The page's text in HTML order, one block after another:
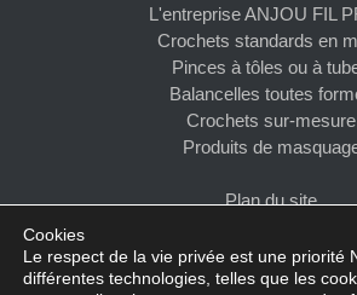
L'entreprise ANJOU FIL
Crochets standards en
Pinces à tôles ou à
Balancelles toutes
Crochets sur-mesure
Produits de
Plan du site
Cookies
Le respect de la vie privée est une priorité
différentes technologies, telles que les